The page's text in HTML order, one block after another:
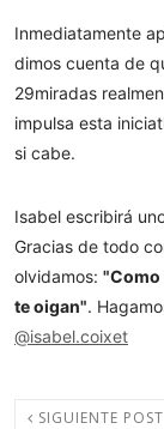
Inmediatamente
dimos cuenta de
29miradas
impulsa esta
si cabe.
Isabel escribirá
Gracias de todo
olvidamos: "Como
te oigan".
@isabel.coixet
SIGUIENTE POST